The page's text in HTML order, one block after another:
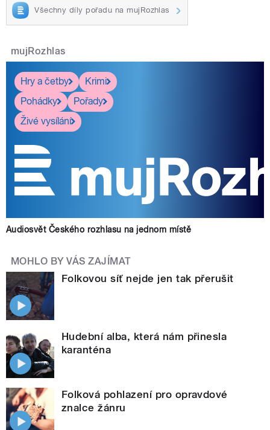
Všechny díly pořadu na mujRozhlas
mujRozhlas
Hry a četby
Krimi
Pohádky
Pořady
Živé vysílání
Audiosvět Českého rozhlasu na jednom místě
MOHLO BY VÁS ZAJÍMAT
Folkovou síť nejde jen tak přerušit
Hudební alba, která nám přinesla
karanténa
Folková pohlazení pro opravdové
znalce žánru